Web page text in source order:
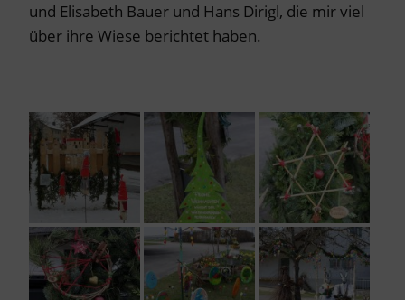
und Elisabeth Bauer und Hans Dirigl, die mir viel
über ihre Wiese berichtet haben.